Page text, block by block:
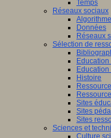
Temps
Réseaux sociaux
Algorithme
Données
Réseaux
Sélection de
Histoire
Sites
Sites
Sites
Sciences et
Culture